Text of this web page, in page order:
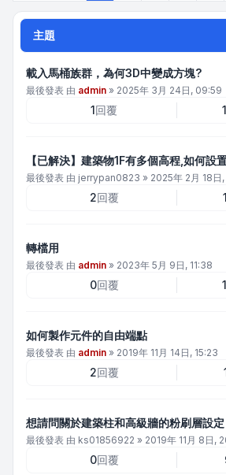
主題
載入馬桶族群，為何3D中變成方塊?
最後發表 由 admin » 2025年 3月 24日, 09:59
1回覆
【已解決】建築物1F有多個高程,如何設
最後發表 由 jerrypan0823 » 2025年 2月 18日
2回覆
轉檔用
最後發表 由 admin » 2023年 5月 9日, 11:38
0回覆
如何製作元件的自由端點
最後發表 由 admin » 2019年 11月 14日, 15:23
2回覆
想請問關於建築柱和高級牆的粉刷層設定
最後發表 由 ks01856922 » 2019年 11月 8日,
0回覆